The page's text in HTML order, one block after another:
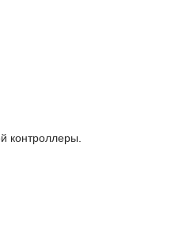
контроллеры.